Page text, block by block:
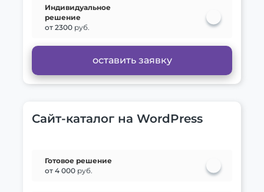
Индивидуальное
решение
от 2300 руб.
оставить заявку
Сайт-каталог на WordPress
Готовое решение
от 4 000 руб.